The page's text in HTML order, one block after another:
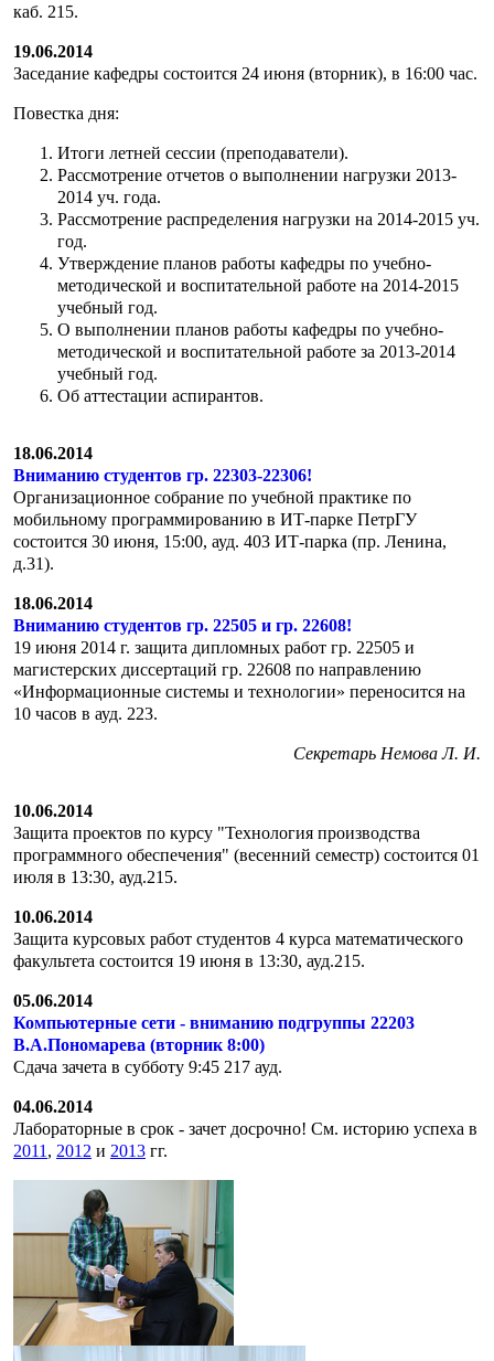
каб. 215.
19.06.2014
Заседание кафедры состоится 24 июня (вторник), в 16:00 час.
Повестка дня:
Итоги летней сессии (преподаватели).
Рассмотрение отчетов о выполнении нагрузки 2013-
2014 уч. года.
Рассмотрение распределения нагрузки на 2014-2015 уч.
год.
Утверждение планов работы кафедры по учебно-
методической и воспитательной работе на 2014-2015
учебный год.
О выполнении планов работы кафедры по учебно-
методической и воспитательной работе за 2013-2014
учебный год.
Об аттестации аспирантов.
18.06.2014
Вниманию студентов гр. 22303-22306!
Организационное собрание по учебной практике по
мобильному программированию в ИТ-парке ПетрГУ
состоится 30 июня, 15:00, ауд. 403 ИТ-парка (пр. Ленина,
д.31).
18.06.2014
Вниманию студентов гр. 22505 и гр. 22608!
19 июня 2014 г. защита дипломных работ гр. 22505 и
магистерских диссертаций гр. 22608 по направлению
«Информационные системы и технологии» переносится на
10 часов в ауд. 223.
Секретарь Немова Л. И.
10.06.2014
Защита проектов по курсу "Технология производства
программного обеспечения" (весенний семестр) состоится 01
июля в 13:30, ауд.215.
10.06.2014
Защита курсовых работ студентов 4 курса математического
факультета состоится 19 июня в 13:30, ауд.215.
05.06.2014
Компьютерные сети - вниманию подгруппы 22203
В.А.Пономарева (вторник 8:00)
Сдача зачета в субботу 9:45 217 ауд.
04.06.2014
Лабораторные в срок - зачет досрочно! См. историю успеха в
2011 , 2012 и 2013 гг.